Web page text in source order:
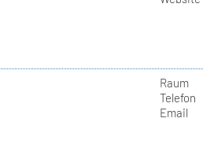
Raum
Telefon
Email